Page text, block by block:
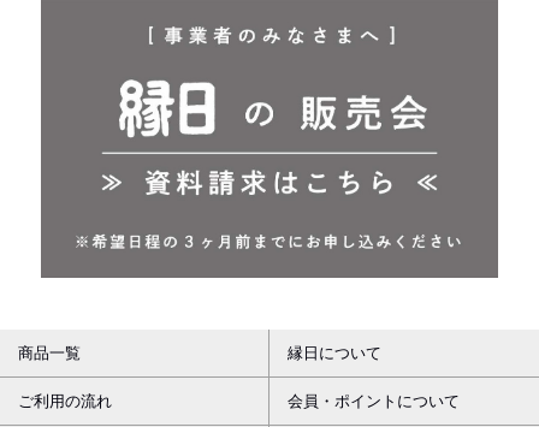
商品一覧 縁日について
ご利用の流れ 会員・ポイントについて